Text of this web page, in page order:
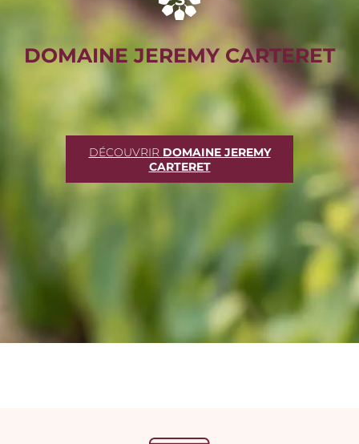
DOMAINE JEREMY CARTERET
DÉCOUVRIR DOMAINE JEREMY
CARTERET